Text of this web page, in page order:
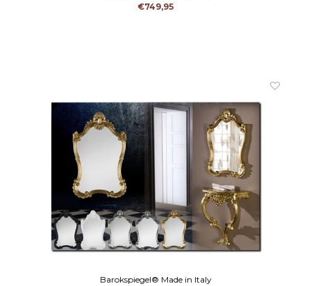
€749,95
Barokspiegel® Made in Italy